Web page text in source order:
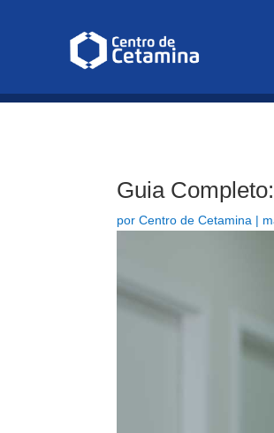
Guia
por Centro de Cetamina |